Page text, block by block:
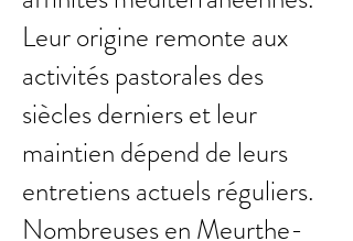
Leur origine remonte aux
activités pastorales des
siècles derniers et leur
maintien dépend de leurs
entretiens actuels réguliers.
Nombreuses en Meurthe-